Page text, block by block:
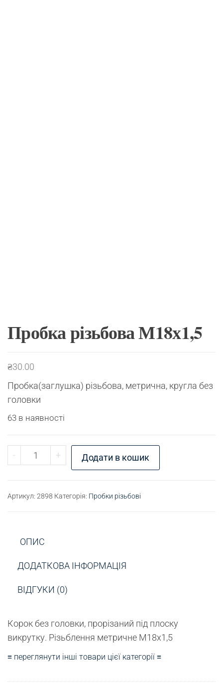
Пробка різьбова М18х1,5
₴30.00
Пробка(заглушка) різьбова, метрична, кругла без
головки
63 в наявності
- Пробка різьбова М18х1,5 кількість
+ Додати в кошик
Артикул: 2898 Категорія: Пробки різьбові
ОПИС
ДОДАТКОВА ІНФОРМАЦІЯ
ВІДГУКИ (0)
Корок без головки, прорізаний під плоску
викрутку. Різьблення метричне М18х1,5
≡ переглянути інші товари цієї категорії ≡